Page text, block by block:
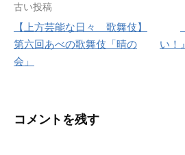
投
稿
ナ
ゲ
古い投稿
【上方芸能な日々 歌舞伎】
第六回あべの歌舞伎「晴の
会」
い！
コメントを残す